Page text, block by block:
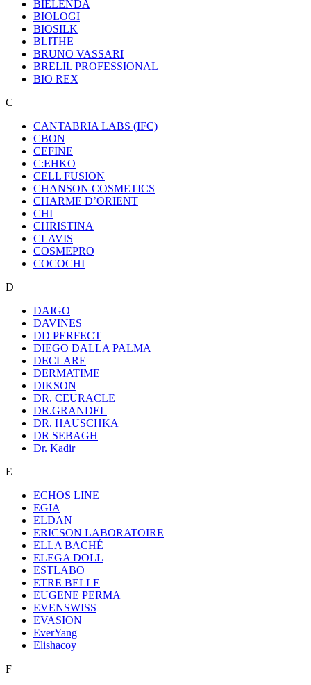
BIELENDA
BIOLOGI
BIOSILK
BLITHE
BRUNO VASSARI
BRELIL PROFESSIONAL
BIO REX
C
CANTABRIA LABS (IFC)
CBON
CEFINE
C:EHKO
CELL FUSION
CHANSON COSMETICS
CHARME D’ORIENT
CHI
CHRISTINA
CLAVIS
COSMEPRO
COCOCHI
D
DAIGO
DAVINES
DD PERFECT
DIEGO DALLA PALMA
DECLARE
DERMATIME
DIKSON
DR. CEURACLE
DR.GRANDEL
DR. HAUSCHKA
DR SEBAGH
Dr. Kadir
E
ECHOS LINE
EGIA
ELDAN
ERICSON LABORATOIRE
ELLA BACHÉ
ELEGA DOLL
ESTLABO
ETRE BELLE
EUGENE PERMA
EVENSWISS
EVASION
EverYang
Elishacoy
F